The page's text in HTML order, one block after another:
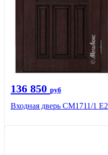
136 850 руб
Входная дверь CМ1711/1 Е2